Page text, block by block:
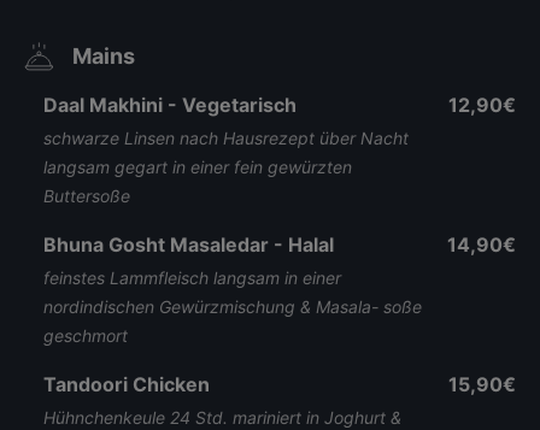
Mains
Daal Makhini - Vegetarisch
schwarze Linsen nach Hausrezept über Nacht
langsam gegart in einer fein gewürzten
Buttersoße
12,90€
Bhuna Gosht Masaledar - Halal
feinstes Lammfleisch langsam in einer
nordindischen Gewürzmischung & Masala- soße
geschmort
14,90€
Tandoori Chicken
Hühnchenkeule 24 Std. mariniert in Joghurt &
15,90€